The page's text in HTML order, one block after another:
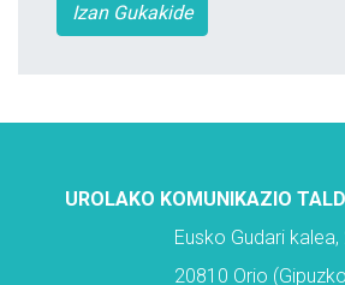
Izan Gukakide
UROLAKO KOMUNIKAZIO
Eusko Gudari kalea,
20810 Orio